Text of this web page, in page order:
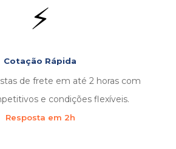
⚡
Cotação Rápida
de frete em até 2 horas com
e condições flexíveis.
Resposta em 2h